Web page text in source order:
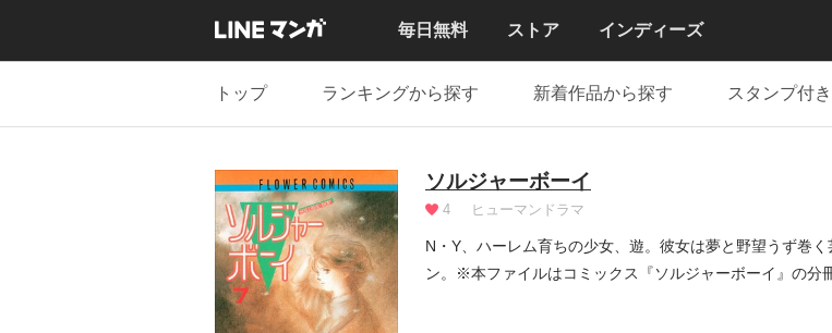
毎日無料 ストア インディーズ
トップ ランキングから探す 新着作品から探す スタンプ付
ソルジャーボーイ
4 ヒューマンドラマ
N・Y、ハーレム育ちの少女、遊。彼女は夢と野望うず巻
ン。※本ファイルはコミックス『ソルジャーボーイ』の分